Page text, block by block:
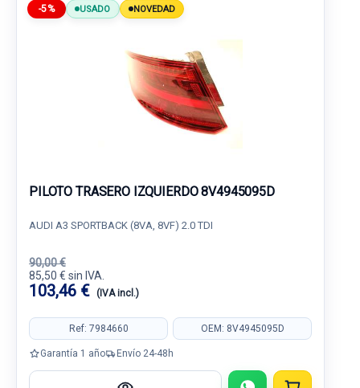
-5% USADO NOVEDAD
PILOTO TRASERO IZQUIERDO 8V4945095D
AUDI A3 SPORTBACK (8VA, 8VF) 2.0 TDI
90,00 €
85,50 € sin IVA.
103,46 € (IVA incl.)
Ref: 7984660 OEM: 8V4945095D
Garantía 1 año Envío 24-48h